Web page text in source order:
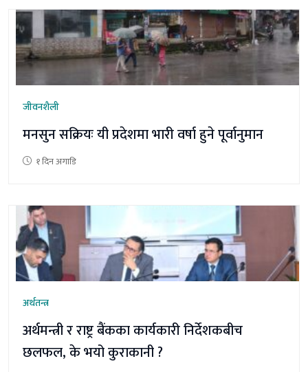
जीवनशैली
मनसुन सक्रियः यी प्रदेशमा भारी वर्षा हुने पूर्वानुमान
१ दिन अगाडि
अर्थतन्त्र
अर्थमन्त्री र राष्ट्र बैंकका कार्यकारी निर्देशकबीच
छलफल, के भयो कुराकानी ?